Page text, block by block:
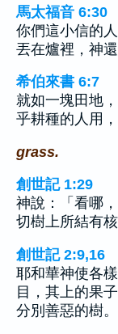
馬太福音 6:30
你們這小信的
丟在爐裡，神
希伯來書 6:7
就如一塊田地
乎耕種的人用
grass.
創世記 1:29
神說：「看哪
切樹上所結有
創世記 2:9,16
耶和華神使各
目，其上的果
分別善惡的樹